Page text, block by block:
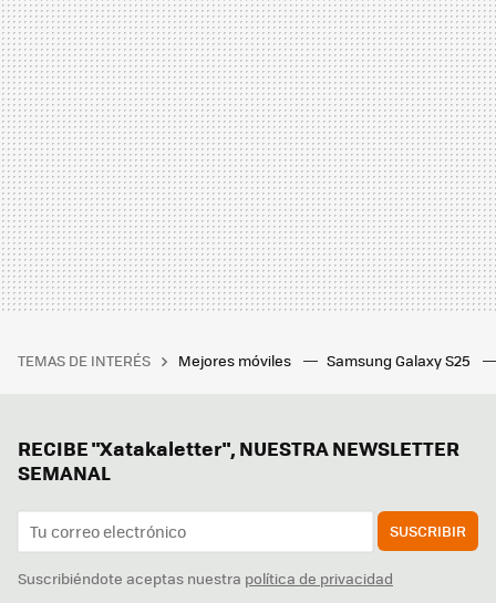
TEMAS DE INTERÉS Mejores móviles Samsung Galaxy S25
RECIBE "Xatakaletter", NUESTRA NEWSLETTER
SEMANAL
SUSCRIBIR
Suscribiéndote aceptas nuestra política de privacidad